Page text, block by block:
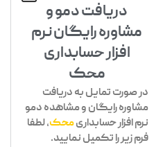
دریافت دمو و
مشاوره رایگان نرم
افزار حسابداری
محک
در صورت تمایل به دریافت
مشاوره رایگان و مشاهده دمو
نرم افزار حسابداریمحک، لطفا
فرم زیر را تکمیل نمایید.